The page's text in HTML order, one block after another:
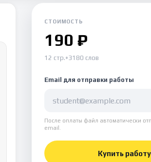
СТОИМОСТЬ
190 ₽
12 стр.•3180 слов
Email для отправки работы
После оплаты файл автоматически
email.
Купить работу